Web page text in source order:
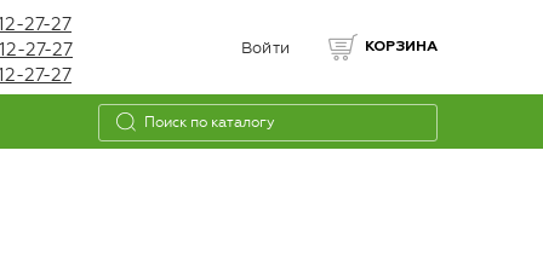
27-27
27-27
27-27
Войти КОРЗИНА